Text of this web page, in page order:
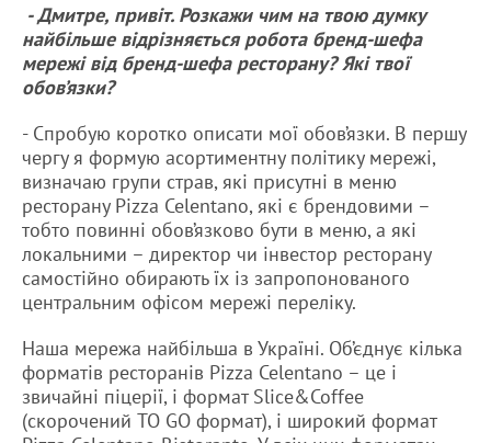
- Дмитре, привіт. Розкажи чим на твою думку
найбільше відрізняється робота бренд-шефа
мережі від бренд-шефа ресторану? Які твої
обов’язки?
- Спробую коротко описати мої обов’язки. В першу
чергу я формую асортиментну політику мережі,
визначаю групи страв, які присутні в меню
ресторану Pizza Celentano, які є брендовими –
тобто повинні обов’язково бути в меню, а які
локальними – директор чи інвестор ресторану
самостійно обирають їх із запропонованого
центральним офісом мережі переліку.
Наша мережа найбільша в Україні. Об’єднує кілька
форматів ресторанів Pizza Celentano – це і
звичайні піцерії, і формат Slice&Coffee
(скорочений TO GO формат), і широкий формат